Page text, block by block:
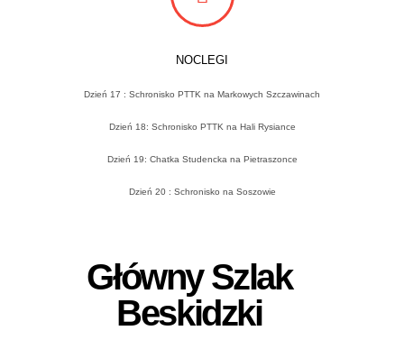
Główny Szlak
Beskidzki
NOCLEGI
Dzień 17 : Schronisko PTTK na Markowych Szczawinach
Dzień 18: Schronisko PTTK na Hali Rysiance
Dzień 19: Chatka Studencka na Pietraszonce
Dzień 20 : Schronisko na Soszowie